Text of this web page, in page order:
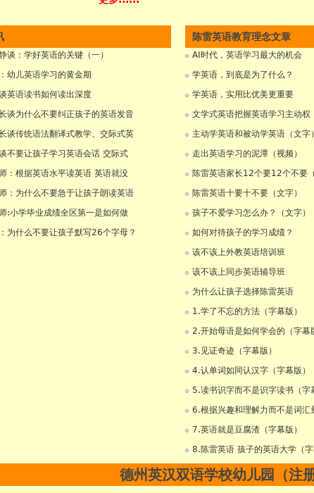
谈：学好英语的关键（一）
幼儿英语学习的黄金期
英语读书如何读出深度
谈为什么不要纠正孩子的英语发音
谈传统语法翻译式教学、交际式英
不要让孩子学习英语会话 交际式
：根据英语水平读英语 英语就没
：为什么不要急于让孩子朗读英语
:小学毕业成绩全区第一是如何做
为什么不要让孩子默写26个字母？
陈雷英语教育理念文章
AI时代，英语学习最大的机会
学英语，到底是为了什么？
学英语，实用比优美更重要
文学式英语把握英语学习主动权
主动学英语和被动学英语（文字）
走出英语学习的泥潭（视频）
陈雷英语家长12个要12个不要（
陈雷英语十要十不要（文字）
孩子不爱学习怎么办？（文字）
如何对待孩子的学习成绩？
该不该上外教英语培训班
该不该上同步英语辅导班
为什么让孩子选择陈雷英语
1.学了不忘的方法（字幕版）
2.开始母语是如何学会的（字幕
3.见证奇迹（字幕版）
4.认单词如同认汉字（字幕版）
5.读书识字而不是识字读书（字
6.根据兴趣和理解力而不是词汇
7.英语就是豆腐渣（字幕版）
8.陈雷英语 孩子的英语大学（字
德州英汉双语学校幼儿园（注